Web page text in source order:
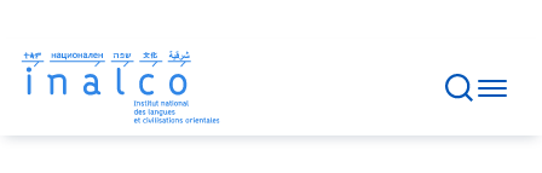
contenu
principal